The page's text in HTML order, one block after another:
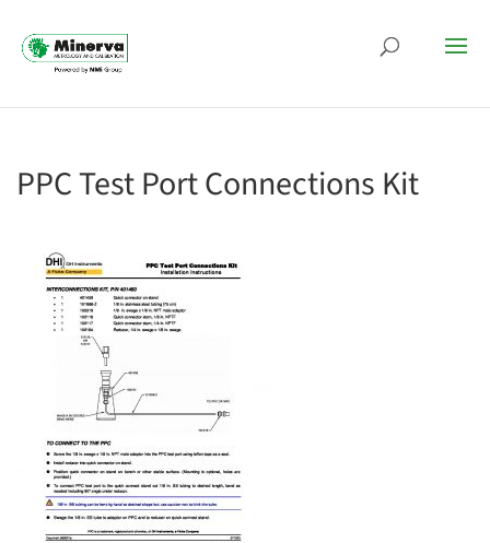
PPC Test Port Connections Kit